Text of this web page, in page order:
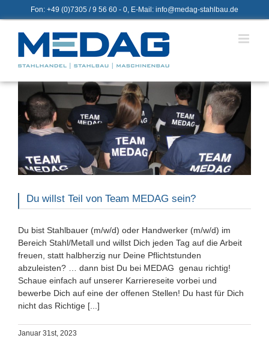
Inhalt
springen
Fon: +49 (0)7305 / 9 56 60 - 0, E-Mail: info@medag-stahlbau.de
Du willst Teil von Team MEDAG sein?
Du bist Stahlbauer (m/w/d) oder Handwerker (m/w/d) im
Bereich Stahl/Metall und willst Dich jeden Tag auf die Arbeit
freuen, statt halbherzig nur Deine Pflichtstunden
abzuleisten? … dann bist Du bei MEDAG genau richtig!
Schaue einfach auf unserer Karriereseite vorbei und
bewerbe Dich auf eine der offenen Stellen! Du hast für Dich
nicht das Richtige [...]
Januar 31st, 2023